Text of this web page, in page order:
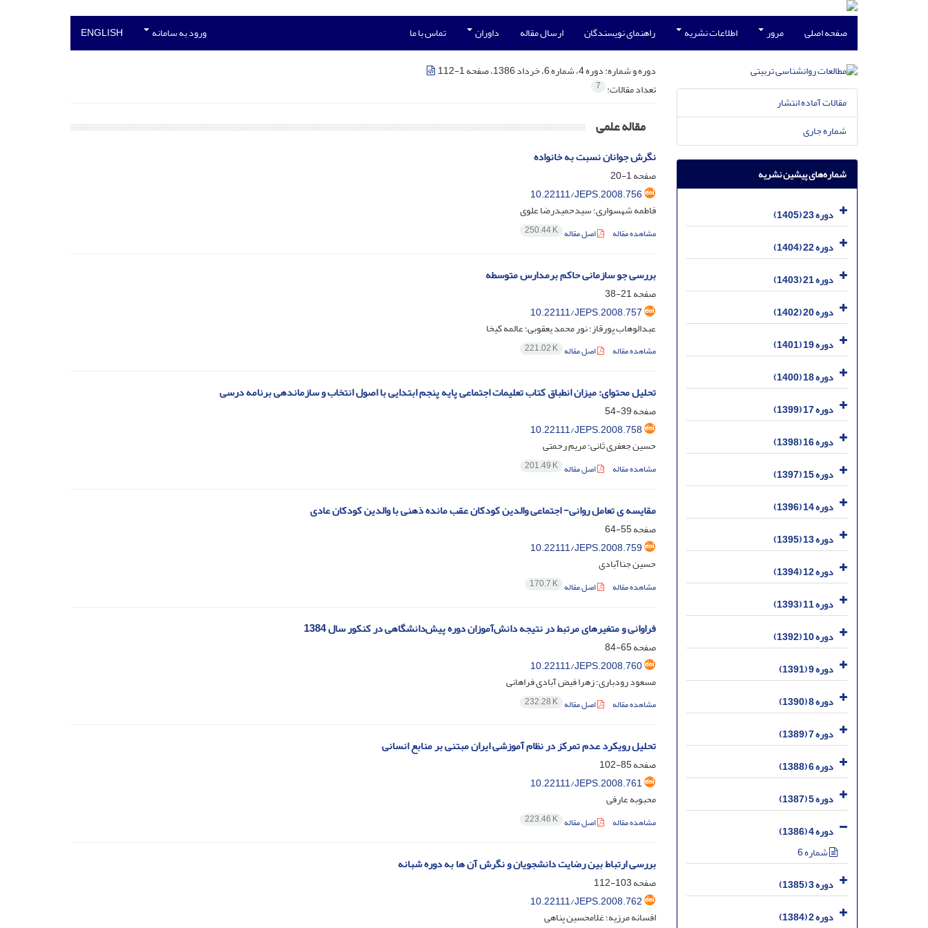
صفحه اصلی مرور اطلاعات نشریه راهنمای نویسندگان ارسال مقاله داوران تماس با ما ورود به سامانه ENGLISH
دوره و شماره:دوره 4، شماره 6، خرداد 1386، صفحه 1-112
تعداد مقالات: 7
مقاله علمی
نگرش جوانان نسبت به خانواده
صفحه1-20
10.22111/JEPS.2008.756
فاطمه شهسواری؛ سیدحمیدرضا علوی
مشاهده مقاله اصل مقاله 250.44 K
بررسی جو سازمانی حاکم برمدارس متوسطه
صفحه21-38
10.22111/JEPS.2008.757
عبدالوهاب پورقاز؛ نور محمد یعقوبی؛ عالمه کیخا
مشاهده مقاله اصل مقاله 221.02 K
تحلیل محتوای: میزان انطباق کتاب تعلیمات اجتماعی پایه پنجم ابتدایی با اصول انتخاب و سازماندهی برنامه درسی
صفحه39-54
10.22111/JEPS.2008.758
حسین جعفری ثانی؛ مریم رحمتی
مشاهده مقاله اصل مقاله 201.49 K
مقایسه ی تعامل روانی- اجتماعی والدین کودکان عقب مانده ذهنی با والدین کودکان عادی
صفحه55-64
10.22111/JEPS.2008.759
حسین جناآبادی
مشاهده مقاله اصل مقاله 170.7 K
فراوانی و متغیرهای مرتبط در نتیجه دانش‌آموزان دوره پیش‌دانشگاهی در کنکور سال 1384
صفحه65-84
10.22111/JEPS.2008.760
مسعود رودباری؛ زهرا فیض آبادی فراهانی
مشاهده مقاله اصل مقاله 232.28 K
تحلیل رویکرد عدم تمرکز در نظام آموزشی ایران مبتنی بر منابع انسانی
صفحه85-102
10.22111/JEPS.2008.761
محبوبه عارفی
مشاهده مقاله اصل مقاله 223.46 K
بررسی ارتباط بین رضایت دانشجویان و نگرش آن ها به دوره شبانه
صفحه103-112
10.22111/JEPS.2008.762
افسانه مرزیه؛ غلامحسین پناهی
مقالات آماده انتشار
شماره جاری
شماره‌های پیشین نشریه
دوره 23 (1405)
دوره 22 (1404)
دوره 21 (1403)
دوره 20 (1402)
دوره 19 (1401)
دوره 18 (1400)
دوره 17 (1399)
دوره 16 (1398)
دوره 15 (1397)
دوره 14 (1396)
دوره 13 (1395)
دوره 12 (1394)
دوره 11 (1393)
دوره 10 (1392)
دوره 9 (1391)
دوره 8 (1390)
دوره 7 (1389)
دوره 6 (1388)
دوره 5 (1387)
دوره 4 (1386)
شماره 6
دوره 3 (1385)
دوره 2 (1384)